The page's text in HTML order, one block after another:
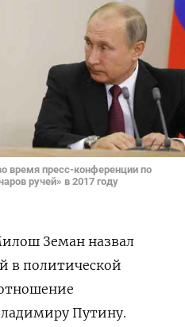
время пресс-конференции по
ручей» в 2017 году
Земан назвал
в политической
Путину.